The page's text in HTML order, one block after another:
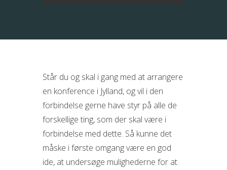
Står du og skal i gang med at arrangere
en konference i Jylland, og vil i den
forbindelse gerne have styr på alle de
forskellige ting, som der skal være i
forbindelse med dette. Så kunne det
måske i første omgang være en god
ide, at undersøge mulighederne for at